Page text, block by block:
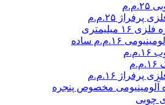
پرفراژ ۲۵.م.م
میلیمتری
۱۶.م.م ساده
پرفراژ ۱۶.م.م
آلومینیومی مخصوص پنجره
چوبی